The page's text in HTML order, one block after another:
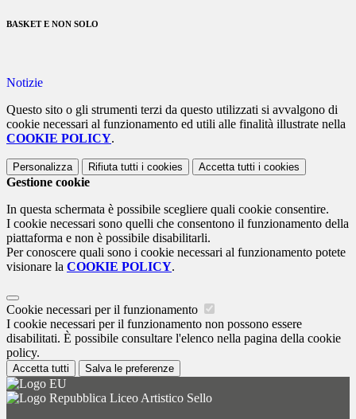
BASKET E NON SOLO
Notizie
Questo sito o gli strumenti terzi da questo utilizzati si avvalgono di
cookie necessari al funzionamento ed utili alle finalità illustrate nella
COOKIE POLICY.
Personalizza Rifiuta tutti i cookies Accetta tutti i cookies
Gestione cookie
In questa schermata è possibile scegliere quali cookie consentire.
I cookie necessari sono quelli che consentono il funzionamento della
piattaforma e non è possibile disabilitarli.
Per conoscere quali sono i cookie necessari al funzionamento potete
visionare la COOKIE POLICY.
Cookie necessari per il funzionamento
I cookie necessari per il funzionamento non possono essere
disabilitati. È possibile consultare l'elenco nella pagina della cookie
policy.
Accetta tutti Salva le preferenze
Liceo Artistico Sello